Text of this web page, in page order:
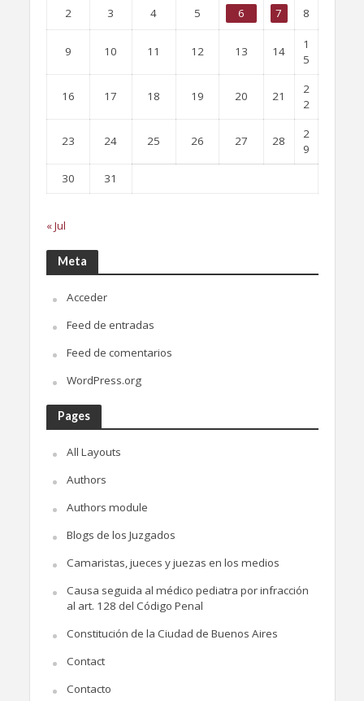
2 3 4 5 6 7 8
9 10 11 12 13 14
1
5
16 17 18 19 20 21
2
2
23 24 25 26 27 28
2
9
30
31
« Jul
Meta
Acceder
Feed de entradas
Feed de comentarios
WordPress.org
Pages
All Layouts
Authors
Authors module
Blogs de los Juzgados
Camaristas, jueces y juezas en los medios
Causa seguida al médico pediatra por infracción
al art. 128 del Código Penal
Constitución de la Ciudad de Buenos Aires
Contact
Contacto